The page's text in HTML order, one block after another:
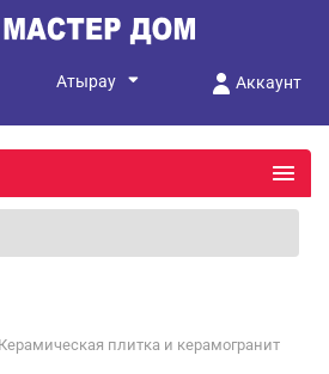
Аккаунт
Керамическая плитка и керамогранит